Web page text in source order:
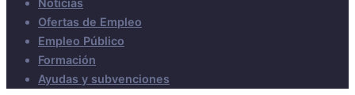
Noticias
Ofertas de Empleo
Empleo Público
Formación
Ayudas y subvenciones